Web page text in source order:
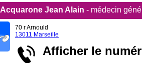
Acquarone Jean Alain - médecin
70 r Arnould
13011 Marseille
Afficher le